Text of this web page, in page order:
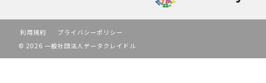
利用規約
プライバシーポリシー
© 2026 一般社団法人データクレイドル